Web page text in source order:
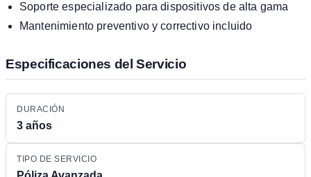
Soporte especializado para dispositivos de alta gama
Mantenimiento preventivo y correctivo incluido
Especificaciones del Servicio
DURACIÓN
3 años
TIPO DE SERVICIO